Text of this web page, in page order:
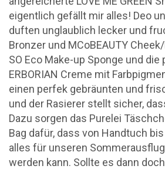
eigentlich gefällt mir alles! Deo
duften unglaublich lecker und
Bronzer und MCoBEAUTY
SO Eco Make-up Sponge und die
ERBORIAN Creme mit
einen perfek gebräunten und
und der Rasierer stellt sicher,
Dazu sorgen das Purelei
Bag dafür, dass von Handtuch
alles für unseren
werden kann. Sollte es dann